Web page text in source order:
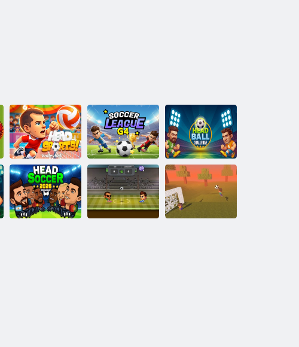
Head Sports!
Volei
Liga de fotbal
G4
Head Ball
Challenge